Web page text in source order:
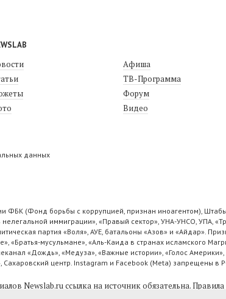
Афиша
ТВ-Программа
Форум
Видео
данных
ФБК (Фонд борьбы с коррупцией, признан иноагентом),
иммиграции», «Правый сектор», УНА-УНСО, УПА,
партия «Воля», АУЕ, батальоны «Азов» и «Айдар».
«Братья-мусульмане», «Аль-Каида в странах исламского
«Дождь», «Медуза», «Важные истории», «Голос
центр. Instagram и Facebook (Metа) запрещены в
Newslab.ru ссылка на источник обязательна.